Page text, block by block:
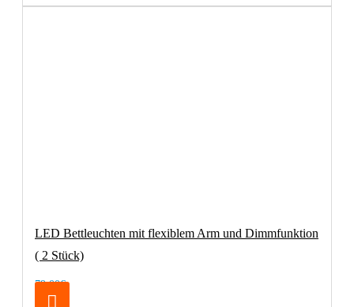
LED Bettleuchten mit flexiblem Arm und Dimmfunktion
( 2 Stück)
79,00€